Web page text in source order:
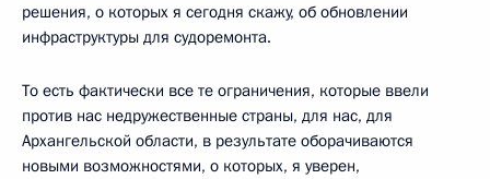
решения, о которых я сегодня скажу, об обновлении
инфраструктуры для судоремонта.
То есть фактически все те ограничения, которые ввели
против нас недружественные страны, для нас, для
Архангельской области, в результате оборачиваются
новыми возможностями, о которых, я уверен,